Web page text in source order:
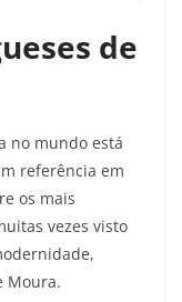
de
no mundo está
referência em
os mais
vezes visto
Moura.​